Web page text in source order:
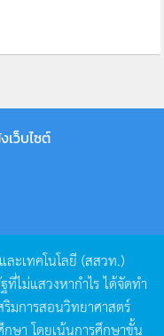
เว็บไซต์
ะเทคโนโลยี (สสวท.)
ไม่แสวงหากำไรได้จัดทำ
ริมการสอนวิทยาศาสตร์
ษา โดยเน้นการศึกษาขั้น